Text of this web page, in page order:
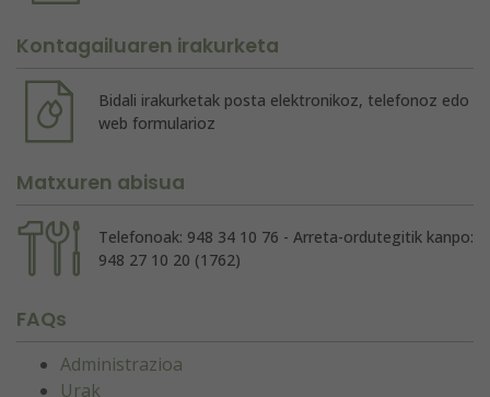
Kontagailuaren irakurketa
Bidali irakurketak posta elektronikoz, telefonoz edo
web formularioz
Matxuren abisua
Telefonoak: 948 34 10 76 - Arreta-ordutegitik kanpo:
948 27 10 20 (1762)
FAQs
Administrazioa
Urak